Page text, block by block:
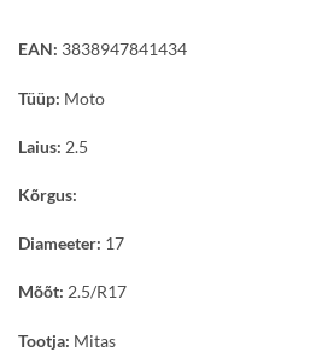
EAN: 3838947841434
Tüüp: Moto
Laius: 2.5
Kõrgus:
Diameeter: 17
Mõõt: 2.5/R17
Tootja: Mitas